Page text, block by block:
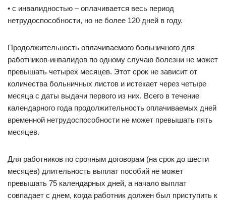
• с инвалидностью – оплачивается весь период
нетрудоспособности, но не более 120 дней в году.
Продолжительность оплачиваемого больничного для
работников-инвалидов по одному случаю болезни не может
превышать четырех месяцев. Этот срок не зависит от
количества больничных листов и истекает через четыре
месяца с даты выдачи первого из них. Всего в течение
календарного года продолжительность оплачиваемых дней
временной нетрудоспособности не может превышать пять
месяцев.
Для работников по срочным договорам (на срок до шести
месяцев) длительность выплат пособий не может
превышать 75 календарных дней, а начало выплат
совпадает с днем, когда работник должен был приступить к